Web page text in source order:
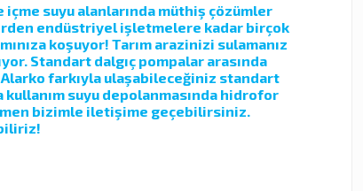
suyu alanlarında müthiş çözümler
endüstriyel işletmelere kadar birçok
koşuyor! Tarım arazinizi sulamanız
Standart dalgıç pompalar arasında
farkıyla ulaşabileceğiniz standart
kullanım suyu depolanmasında hidrofor
bizimle iletişime geçebilirsiniz.